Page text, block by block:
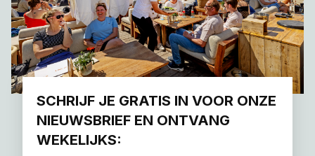
SCHRIJF JE GRATIS IN VOOR ONZE
NIEUWSBRIEF EN ONTVANG
WEKELIJKS: